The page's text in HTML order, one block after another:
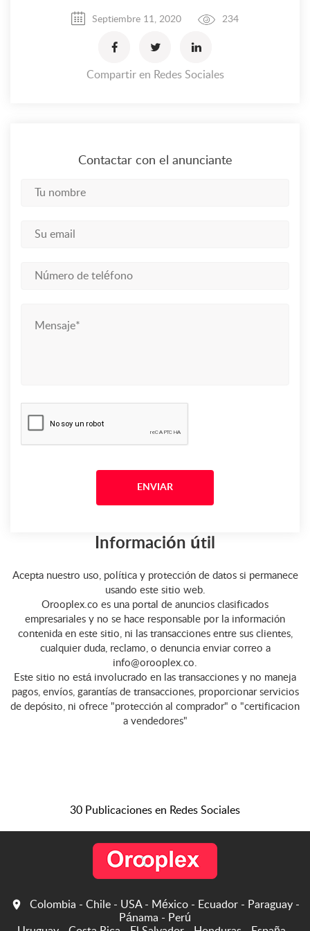
Septiembre 11, 2020 234
Compartir en Redes Sociales
Contactar con el anunciante
Información útil
Acepta nuestro uso, política y protección de datos si permanece
usando este sitio web.
Orooplex.co es una portal de anuncios clasificados
empresariales y no se hace responsable por la información
contenida en este sitio, ni las transacciones entre sus clientes,
cualquier duda, reclamo, o denuncia enviar correo a
info@orooplex.co.
Este sitio no está involucrado en las transacciones y no maneja
pagos, envíos, garantías de transacciones, proporcionar servicios
de depósito, ni ofrece "protección al comprador" o "certificacion
a vendedores"
30 Publicaciones en Redes Sociales
Colombia - Chile - USA - México - Ecuador - Paraguay -
Pánama - Perú